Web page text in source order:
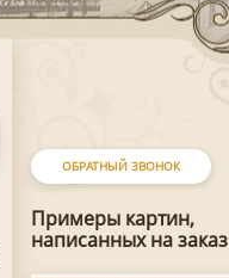
ОБРАТНЫЙ ЗВОНОК
Примеры картин,
написанных на заказ